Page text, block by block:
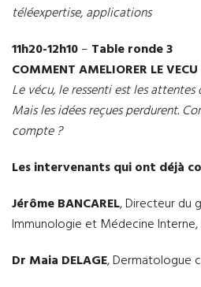
téléexpertise, applications
11h20-12h10– Table ronde 3
COMMENT AMELIORER LE
Le vécu, le ressenti est les
Mais les idées reçues perdurent.
compte ?
Les intervenants qui ont déjà
Jérôme BANCAREL, Directeur du
Immunologie et Médecine Interne,
Dr Maia DELAGE, Dermatologue